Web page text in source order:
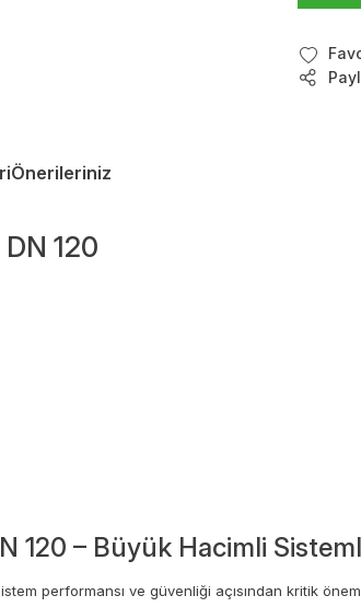
Önerileriniz
120
120 – Büyük Hacimli
performansı ve güvenliği açısından kritik